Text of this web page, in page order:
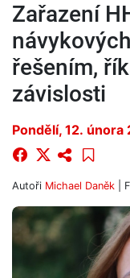
Zařazení
řešením,
závislosti
Pondělí, 12.
Autoři Michael Daněk |